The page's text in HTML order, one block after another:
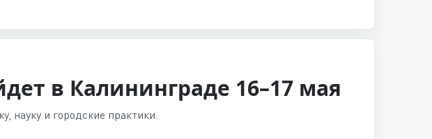
в Калининграде 16–17 мая
науку и городские практики.